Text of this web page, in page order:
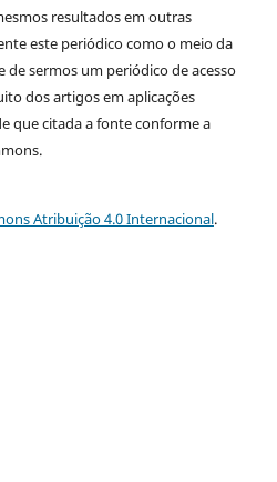
resultados em outras
este periódico como o meio da
de sermos um periódico de acesso
dos artigos em aplicações
que citada a fonte conforme a
Atribuição 4.0 Internacional.